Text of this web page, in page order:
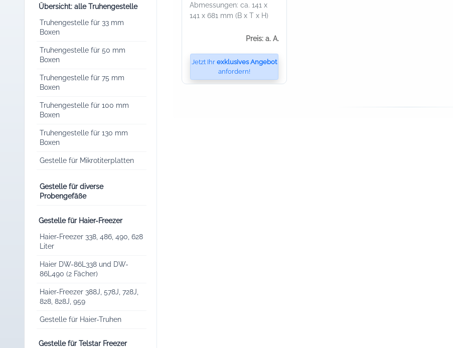
Übersicht: alle Truhengestelle
Truhengestelle für 33 mm
Boxen
Truhengestelle für 50 mm
Boxen
Truhengestelle für 75 mm
Boxen
Truhengestelle für 100 mm
Boxen
Truhengestelle für 130 mm
Boxen
Gestelle für Mikrotiterplatten
Gestelle für diverse
Probengefäße
Gestelle für Haier-Freezer
Haier-Freezer 338, 486, 490, 628
Liter
Haier DW-86L338 und DW-
86L490 (2 Fächer)
Haier-Freezer 388J, 578J, 728J,
828, 828J, 959
Gestelle für Haier-Truhen
Gestelle für Telstar Freezer
Abmessungen: ca. 141 x
141 x 681 mm (B x T x H)
Preis: a. A.
Jetzt Ihr exklusives Angebot
anfordern!